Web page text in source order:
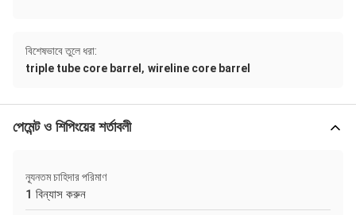
বিশেষভাবে তুলে ধরা:
triple tube core barrel , wireline core barrel
পেমেন্ট ও শিপিংয়ের শর্তাবলী
ন্যূনতম চাহিদার পরিমাণ
1 বিন্যাস করুন